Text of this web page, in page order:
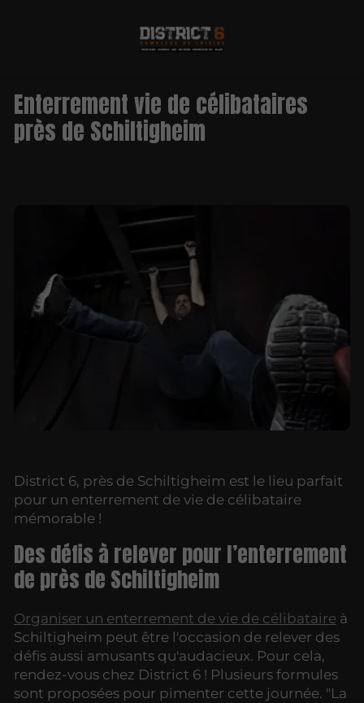
Enterrement vie de célibataires
près de Schiltigheim
District 6, près de Schiltigheim est le lieu parfait
pour un enterrement de vie de célibataire
mémorable !
Des défis à relever pour l’enterrement
de près de Schiltigheim
Organiser un enterrement de vie de célibataire à
Schiltigheim peut être l'occasion de relever des
défis aussi amusants qu'audacieux. Pour cela,
rendez-vous chez District 6 ! Plusieurs formules
sont proposées pour pimenter cette journée. "La